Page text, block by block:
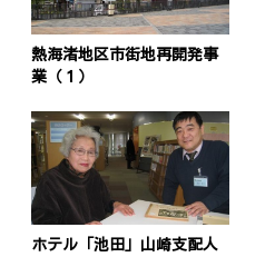
熱海渚地区市街地再開発事
業（１）
ホテル「池田」山崎支配人